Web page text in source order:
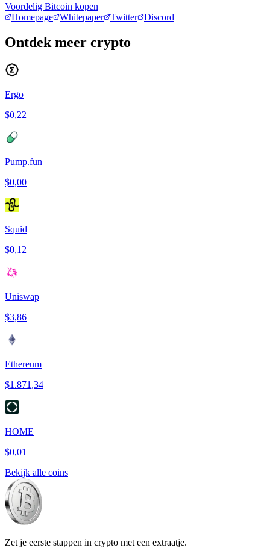
Voordelig Bitcoin kopen
Homepage
Whitepaper Twitter Discord
Ontdek meer crypto
Ergo
$0,22
Pump.fun
$0,00
Squid
$0,12
Uniswap
$3,86
Ethereum
$1.871,34
HOME
$0,01
Bekijk alle coins
Zet je eerste stappen in crypto met een extraatje.